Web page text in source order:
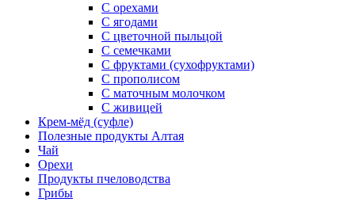
С орехами
С ягодами
С цветочной пыльцой
С семечками
С фруктами (сухофруктами)
С прополисом
С маточным молочком
С живицей
Крем-мёд (суфле)
Полезные продукты Алтая
Чай
Орехи
Продукты пчеловодства
Грибы